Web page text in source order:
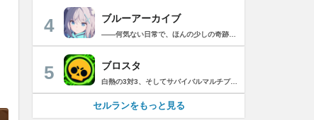
4 ブルーアーカイブ
5 ブロスタ
白熱の3対3、そしてサバイバルマルチプレイを楽しめるモバイルゲーム！3分間で展開する様々なゲームモード… 友達と共闘するもよし、一人で戦うもよし。 強力な必殺技や特殊能力を持ったキャラクターを入手して、アップグレードしましょう。ユニークなスキンを集めれば、戦場でひときわ目立つこと間違いなし！ブロスタワールドの不思議なステージで、バトルを繰り広げましょう！ ブロスタは無料でダウンロードおよびプレイが可能ですが、一部のゲーム内アイテムを有料で購入いただくことも可能です（ランダムなアイテムを含む）。ゲーム内アイテムの有料購入を希望しない場合は、デバイスの設定からアプリ内課金を無効にしてください。 様々なゲームモードで戦おう エメラルドハント（3対3）：チームの仲間と共に敵チームに勝利！エメラルドを10個集めたら最後まで守り抜きましょう。倒されるとエメラルドも失います。 バトルロイヤル（ソロ/デュオ）：生き残りをかけたサバイバルモード。キャラクターのパワーアップを集めましょう。デュオまたはソロモードを選んだら、大混乱の戦場で最後まで生き延びた者が勝者となります。そして勝者がすべてを独り占めします！ ブロストライカー（3対3）：ひと味違うゲームモードです！サッカーの腕試しといきましょう。先に2ゴールを決めたチームが勝利します。なおレッドカードはありませんので、激しいバトルにご注意ください。 賞金稼ぎ（3対3）：敵を倒して星を獲得！自分の星も守り抜きましょう。より多くの星を集めたチームの勝利です。 強奪（3対3）：チームの金庫を守りながら、敵チームの金庫の破壊を目指します。ひっそりと前進したら、豪快にお宝までの道を切り拓きましょう！ 特別イベント：期間限定の特別な対人および対CPUゲームモードです。 チャンピオンシップチャレンジ：ブロスタのゲーム内予選に参加して、eスポーツの世界に飛び込みましょう！ キャラクターのアンロックとアップグレード 強力な必殺技や特殊能力を持ったキャラクターを集めて、アップグレードしましょう。キャラクターを強化して、ユニークなスキンを集めましょう。 ブロスタパス クエストやブロスタボックス、エメラルド、ピンズ、そしてブロスタパス限定スキンなど、特典が盛りだくさん！シーズンごとに特典は変わります。 MVPプレイヤーになろう ローカルのランキングを駆け上がり、あなたの強さを証明しましょう！ どんな時も進化しよう 新たなキャラクターやスキン、マップ、特別イベント、ゲームモードを探し求めましょう。 特徴： 3対3のリアルタイム対戦で世界中のプレイヤーとバトル 白熱のモバイル向けサバイバルマルチプレイ 独自の攻撃や必殺技を持った、強力な新キャラクターをアンロック 日々入れ替わるイベントとゲームモード バトルは一人でも、フレンドと一緒でもプレイ可能 グローバルまたはローカルのランキングを駆け上がろう 仲間とクラブを結成したり参加したりして、情報交換しながら共に戦おう スキンをアンロックしてキャラクターをカスタマイズ プレイヤーが作った攻略の難しい新マップ クラッシュ・オブ・クラン、クラッシュ・ロワイヤル、ブーム・ビーチの制作会社がお届けするバトルゲーム！ サポート： サポートが必要な際は、ゲーム内の設定の「ヘルプとサポート」からご連絡いただくか、http://supercell.helpshift.com/a/brawl-stars/をご覧ください。 プライバシーポリシー： http://supercell.com/en/privacy-policy/jp/ サービス利用規約： http://supercell.com/en/terms-of-service/jp/ 保護者の皆さまへ： http://supercell.com/en/parents/jp/
セルランをもっと見る